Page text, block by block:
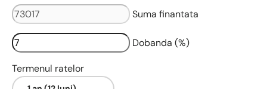
Suma finantata
Dobanda (%)
Termenul ratelor